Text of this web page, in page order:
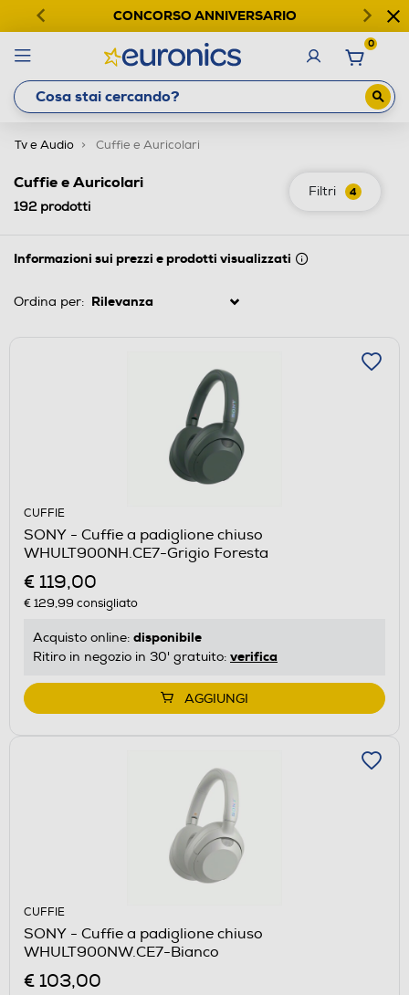
CONCORSO ANNIVERSARIO
0
Tv e Audio Cuffie e Auricolari
Filtri 4
Cuffie e Auricolari
192prodotti
Informazioni sui prezzi e prodotti visualizzati
Ordina per:
CUFFIE
SONY - Cuffie a padiglione chiuso
WHULT900NH.CE7-Grigio Foresta
€ 119,00
€ 129,99 consigliato
Acquisto online: disponibile
Ritiro in negozio in 30' gratuito: verifica
AGGIUNGI
CUFFIE
SONY - Cuffie a padiglione chiuso
WHULT900NW.CE7-Bianco
€ 103,00